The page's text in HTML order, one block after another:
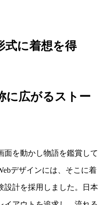
式に着想を得
に広がるストー
面を動かし物語を鑑賞して
デザインには、そこに着
設計を採用しました。日本